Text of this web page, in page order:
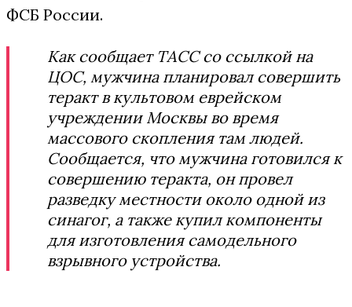
ФСБ России.
Как сообщает ТАСС со ссылкой на
ЦОС, мужчина планировал совершить
теракт в культовом еврейском
учреждении Москвы во время
массового скопления там людей.
Сообщается, что мужчина готовился к
совершению теракта, он провел
разведку местности около одной из
синагог, а также купил компоненты
для изготовления самодельного
взрывного устройства.